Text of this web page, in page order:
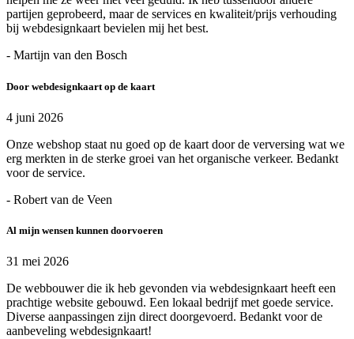
partijen geprobeerd, maar de services en kwaliteit/prijs verhouding
bij webdesignkaart bevielen mij het best.
- Martijn van den Bosch
Door webdesignkaart op de kaart
4 juni 2026
Onze webshop staat nu goed op de kaart door de verversing wat we
erg merkten in de sterke groei van het organische verkeer. Bedankt
voor de service.
- Robert van de Veen
Al mijn wensen kunnen doorvoeren
31 mei 2026
De webbouwer die ik heb gevonden via webdesignkaart heeft een
prachtige website gebouwd. Een lokaal bedrijf met goede service.
Diverse aanpassingen zijn direct doorgevoerd. Bedankt voor de
aanbeveling webdesignkaart!